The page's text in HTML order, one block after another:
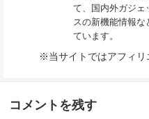
て、国内外ガジェ
スの新機能情報
ています。
※当サイトではアフィリ
コメントを残す